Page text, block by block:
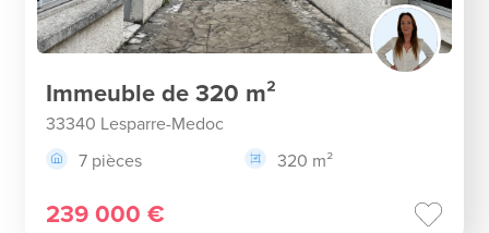
Immeuble de 320 m²
33340 Lesparre-Medoc
7 pièces
320 m²
239 000 €